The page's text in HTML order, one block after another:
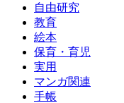
自由研究
教育
絵本
保育・育児
実用
マンガ関連
手帳